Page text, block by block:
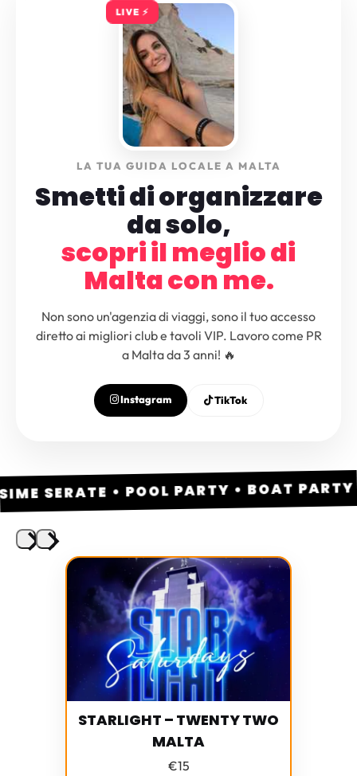
LIVE ⚡️
LA TUA GUIDA LOCALE A MALTA
Smetti di organizzare
da solo,
scopri il meglio di
Malta con me.
Non sono un'agenzia di viaggi, sono il tuo accesso
diretto ai migliori club e tavoli VIP. Lavoro come PR
a Malta da 3 anni! 🔥
Instagram TikTok
SERATE • POOL PARTY • BOAT
STARLIGHT – TWENTY TWO
MALTA
€15